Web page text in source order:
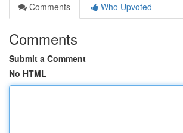
Comments
Who Upvoted
Comments
Submit a Comment
No HTML